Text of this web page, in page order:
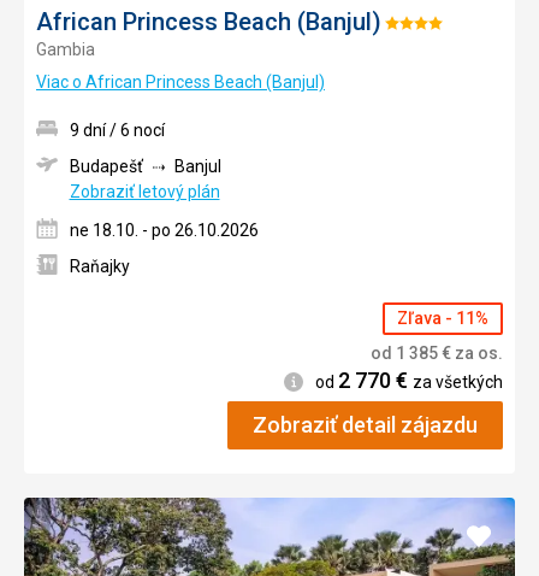
African Princess Beach (Banjul) Hodnotenie:
Gambia
Viac o African Princess Beach (Banjul)
9 dní / 6 nocí
Budapešť
Banjul
Zobraziť letový plán
ne 18.10. - po 26.10.2026
Raňajky
Zľava - 11%
od 1 385€ za os.
Informácie
od 2 770€ za všetkých
Zobraziť detail zájazdu
Pridať
do